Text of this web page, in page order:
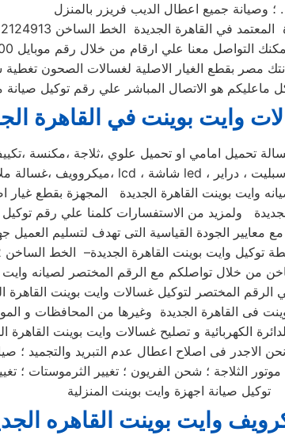
؛ وصيانة جميع اعطال الديب فريزر بالمنزل .
الخط الساخن 01112124913 وفي حال انشغال الرقم المختصر
من خلال رقم موبايل 01096922100 فنحن دائما نسعد بتلقى اتصالاتكم
مصر بقطع الغيار الاصلية لغسالات الصحون
وايت بوينت في القاهرة
وايت بوينت القاهرة الجديدة المجهزة بقطع غيار
معايير الجودة القياسية التى تهدف لتسليم العميل
الرقم المختصر لتوكيل غسالات وايت بوينت القاهرة
الاجدر فى اصلاح اعطال عدم التبريد والتجميد ؛
توكيل صيانة اجهزة وايت بوينت المنزلية
وايت بوينت القاهره